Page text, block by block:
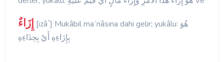
إِزَاءٌ [izâ΄] Mukâbil maʹnâsına dahi gelir; yukâlu: هُوَ
بِإِزَاءِهِ أَيْ بِحِذَاءِهِ